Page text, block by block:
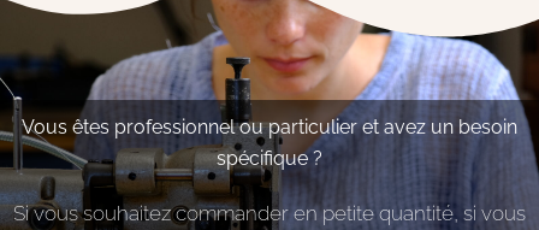
Vous êtes professionnel ou particulier et avez un besoin
spécifique ?
Si vous souhaitez commander en petite quantité, si vous